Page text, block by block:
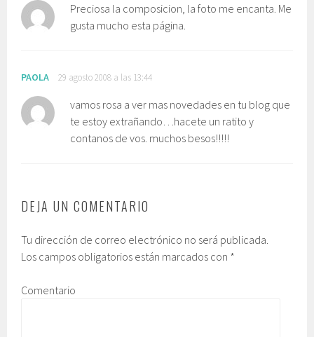
Preciosa la composicion, la foto me encanta. Me
gusta mucho esta página.
PAOLA 29 agosto 2008 a las 13:44
vamos rosa a ver mas novedades en tu blog que
te estoy extrañando…hacete un ratito y
contanos de vos. muchos besos!!!!!
DEJA UN COMENTARIO
Tu dirección de correo electrónico no será publicada.
Los campos obligatorios están marcados con *
Comentario